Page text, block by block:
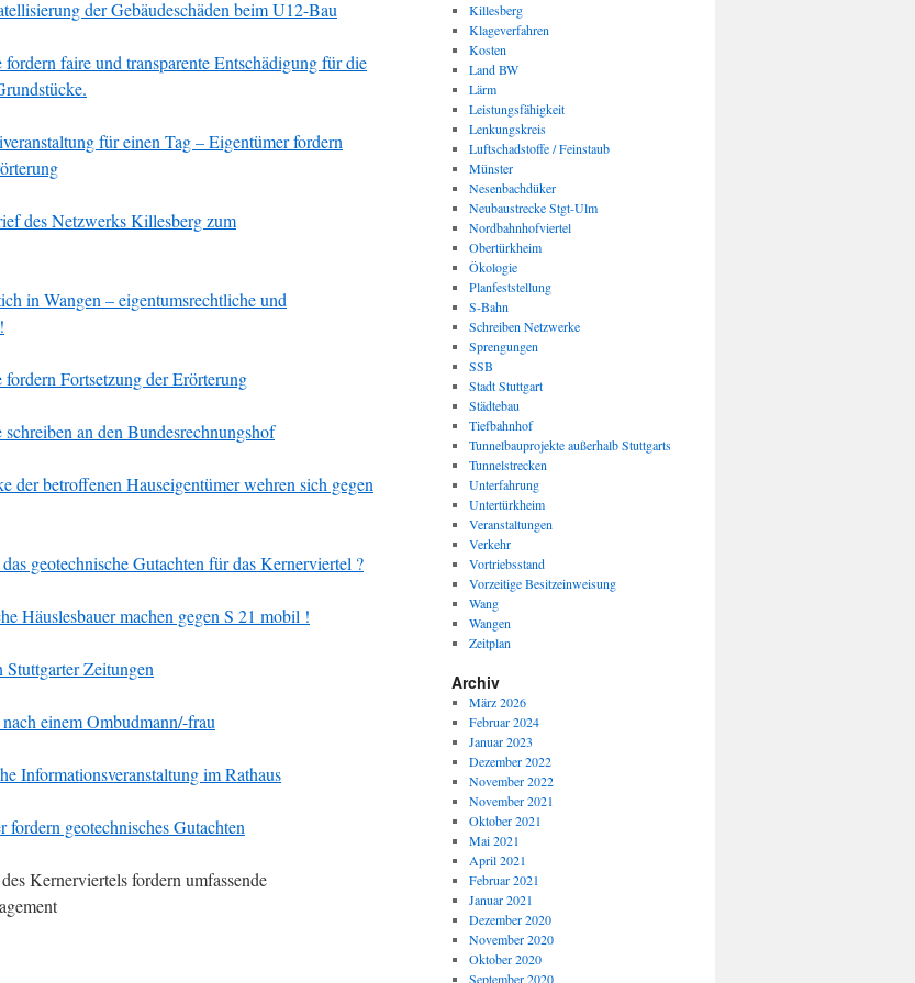
der Gebäudeschäden beim U12-Bau
faire und transparente Entschädigung für die
für einen Tag – Eigentümer fordern
des Netzwerks Killesberg zum
in Wangen – eigentumsrechtliche und
Fortsetzung der Erörterung
an den Bundesrechnungshof
der betroffenen Hauseigentümer wehren sich gegen
geotechnische Gutachten für das Kernerviertel ?
Häuslesbauer machen gegen S 21 mobil !
Zeitungen
einem Ombudmann/-frau
Informationsveranstaltung im Rathaus
fordern geotechnisches Gutachten
Kernerviertels fordern umfassende
Killesberg
Klageverfahren
Kosten
Land BW
Lärm
Leistungsfähigkeit
Lenkungskreis
Luftschadstoffe / Feinstaub
Münster
Nesenbachdüker
Neubaustrecke Stgt-Ulm
Nordbahnhofviertel
Obertürkheim
Ökologie
Planfeststellung
S-Bahn
Schreiben Netzwerke
Sprengungen
SSB
Stadt Stuttgart
Städtebau
Tiefbahnhof
Tunnelbauprojekte außerhalb Stuttgarts
Tunnelstrecken
Unterfahrung
Untertürkheim
Veranstaltungen
Verkehr
Vortriebsstand
Vorzeitige Besitzeinweisung
Wang
Wangen
Zeitplan
Archiv
März 2026
Februar 2024
Januar 2023
Dezember 2022
November 2022
November 2021
Oktober 2021
Mai 2021
April 2021
Februar 2021
Januar 2021
Dezember 2020
November 2020
Oktober 2020
September 2020